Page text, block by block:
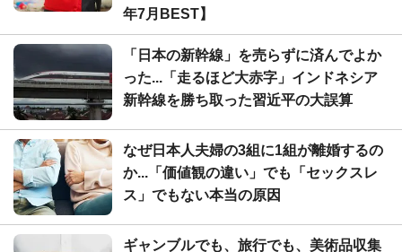
年7月BEST】
「日本の新幹線」を売らずに済んでよか
った...「走るほど大赤字」インドネシア
新幹線を勝ち取った習近平の大誤算
なぜ日本人夫婦の3組に1組が離婚するの
か...「価値観の違い」でも「セックスレ
ス」でもない本当の原因
ギャンブルでも、旅行でも、美術品収集